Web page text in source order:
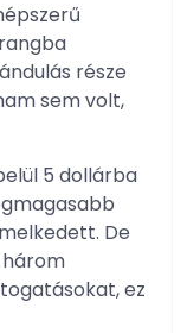
része
sem volt,
5 dollárba
De
három
ez